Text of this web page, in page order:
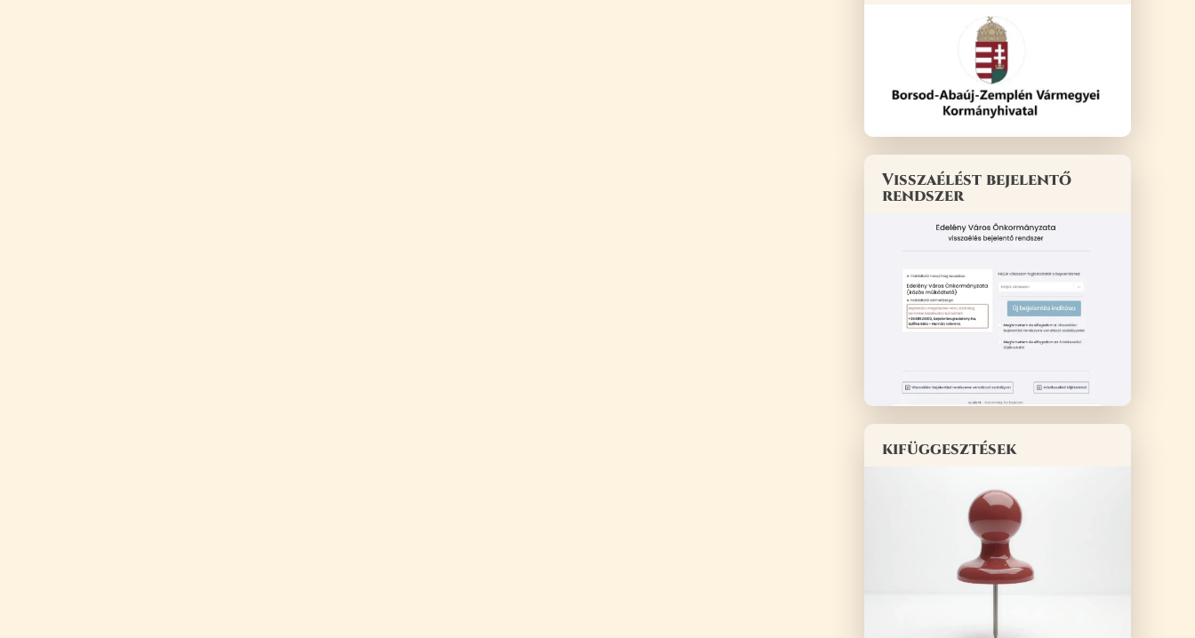
Visszaélést bejelentő
rendszer
kifüggesztések